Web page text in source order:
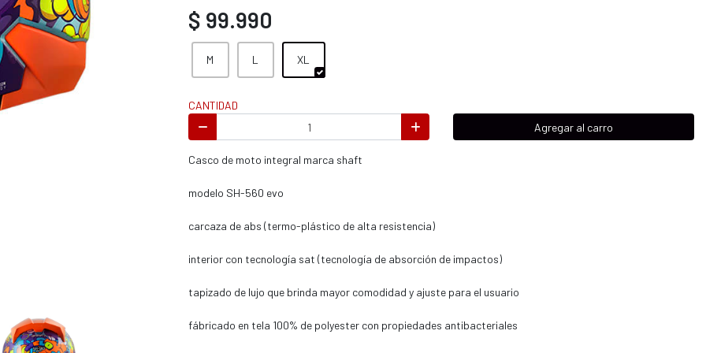
/ enduro
enduro / ATV
$ 99.990
M L XL
CANTIDAD
Agregar al carro
Casco de moto integral marca shaft
modelo SH-560 evo
carcaza de abs (termo-plástico de alta resistencia)
interior con tecnología sat (tecnología de absorción de impactos)
tapizado de lujo que brinda mayor comodidad y ajuste para el usuario
fábricado en tela 100% de polyester con propiedades antibacteriales